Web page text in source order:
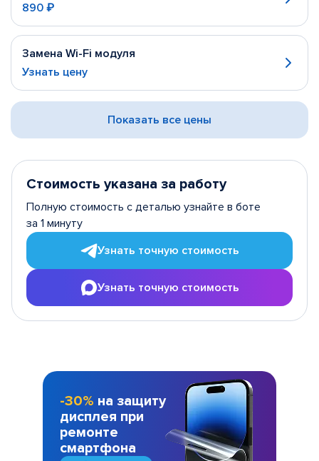
890 ₽
Замена Wi-Fi модуля
Узнать цену
Показать все цены
Стоимость указана за работу
Полную стоимость с деталью узнайте в боте
за 1 минуту
Узнать точную стоимость
Узнать точную стоимость
-30% на защиту
дисплея при
ремонте
смартфона